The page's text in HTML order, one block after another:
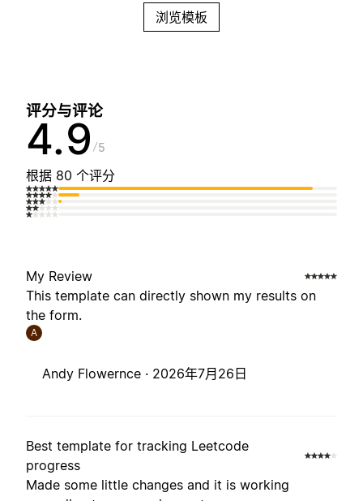
浏览模板
评分与评论
4.9 5
根据 80 个评分
My Review
This template can directly shown my results on
the form.
A
Andy Flowernce · 2026年7月26日
Best template for tracking Leetcode
progress
Made some little changes and it is working